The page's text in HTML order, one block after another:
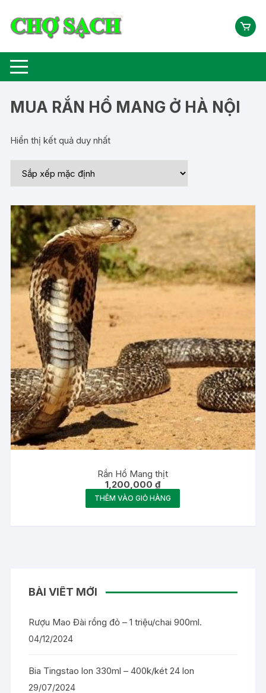
MUA RẮN HỔ MANG Ở HÀ NỘI
Hiển thị kết quả duy nhất
Rắn Hổ Mang thịt
1,200,000₫
THÊM VÀO GIỎ HÀNG
BÀI VIẾT MỚI
Rượu Mao Đài rồng đỏ – 1 triệu/chai 900ml.
04/12/2024
Bia Tingstao lon 330ml – 400k/két 24 lon
29/07/2024